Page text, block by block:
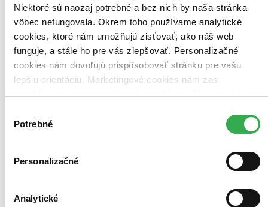
Niektoré sú naozaj potrebné a bez nich by naša stránka
vôbec nefungovala. Okrem toho používame analytické
cookies, ktoré nám umožňujú zisťovať, ako náš web
funguje, a stále ho pre vás zlepšovať. Personalizačné
cookies nám dovoľujú prispôsobovať stránku pre vašu
lepšiu orientáciu. Marketingové cookies nám zas
umožňujú zobrazenie relevantnej reklamy. Niektoré údaje
keby sme mohli používať všetky tieto cookies. Ďakujeme!
súhlasu
Potrebné
Personalizačné
Analytické